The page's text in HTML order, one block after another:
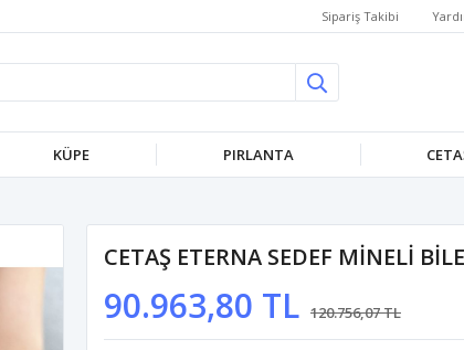
Sipariş Takibi
KÜPE PIRLANTA
CETAŞ ETERNA SEDEF MİNELİ
90.963,80 TL 120.756,07 TL